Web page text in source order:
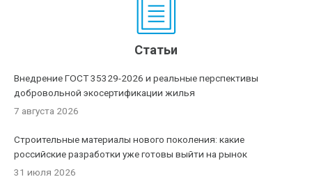
Статьи
Внедрение ГОСТ 35329-2026 и реальные перспективы
добровольной экосертификации жилья
7 августа 2026
Строительные материалы нового поколения: какие
российские разработки уже готовы выйти на рынок
31 июля 2026